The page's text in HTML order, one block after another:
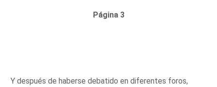
Página 3
Y después de haberse debatido en diferentes foros,